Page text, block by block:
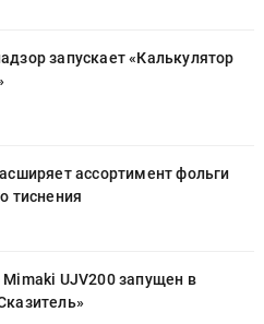
запускает «Калькулятор
ассортимент фольги
тиснения
UJV200 запущен в